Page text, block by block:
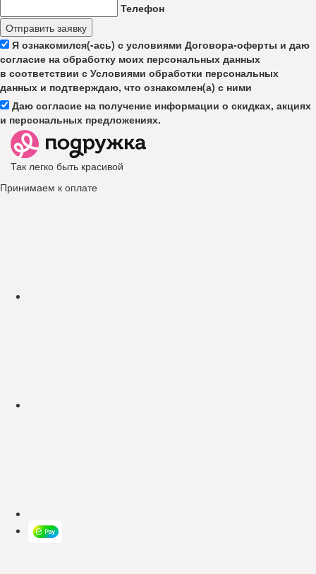
Телефон
Отправить заявку
Я ознакомился(-ась) с условиями Договора-оферты и даю
согласие на обработку моих персональных данных
в соответствии с Условиями обработки персональных
данных и подтверждаю, что ознакомлен(а) с ними
Даю согласие на получение информации о скидках, акциях
и персональных предложениях.
Так легко быть красивой
Принимаем к оплате